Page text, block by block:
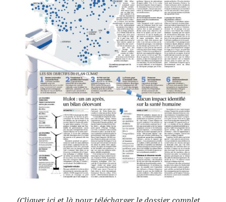
(Cliquer ici et là pour télécharger le dossier complet